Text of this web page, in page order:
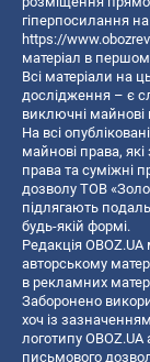
гіперпосилання
https://
матеріал в
Всі матеріали на
дослідження – є
виключні майнові
На всі
майнові права,
права та суміжні
дозволу ТОВ
підлягають
будь-якій формі.
Редакція
авторському
в рекламних
Заборонено
хоч із
логотипу
письмового